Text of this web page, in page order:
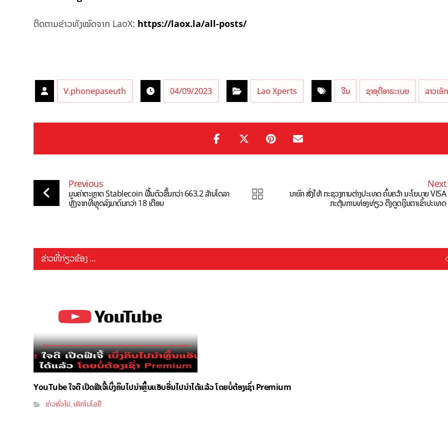
ຕິດຕາມຂ່າວທັງໝົດຈາກ LaoX: https://laox.la/all-posts/
V.phonepaseuth 04/09/2023 Lao Xperts ຈີນ ຊາອຸດີອາຣະເບຍ ລາວເອັກ
Previous
ມູນຄ່າຕະຫຼາດ Stablecoin ຟື້ນຕົວຂຶ້ນກວ່າ 663.2 ລ້ານໂດລາ
ຫຼັງຈາກທີ່ຫຼຸດລົງມາດົນກວ່າ 18 ເດືອນ
Next
ນາຍົກ ສັ່ງໃຫ້ ກະຊວງການຕ່າງປະເທດ ຄົ້ນຄວ້າ ນະໂຍບາຍ VISA
ກະຕຸ້ນການທ່ອງທ່ຽວ ດຶງດູດເງິນຕາເຂົ້າປະເທດ
ຂ່າວທີ່ກ່ຽວຂ້ອງ ...
YouTube ໃຈດີ ເປີດຟີເຈີ້ເບິ່ງຄິບໄປນຳຫຼິ້ນແອັບອື່ນໄປນຳໄດ້ແລ້ວ ໂດຍບໍ່ຕ້ອງເຊົ່າ Premium
ຂ່າວທົ່ວໄປ,ເທັກໂນໂລຢີ